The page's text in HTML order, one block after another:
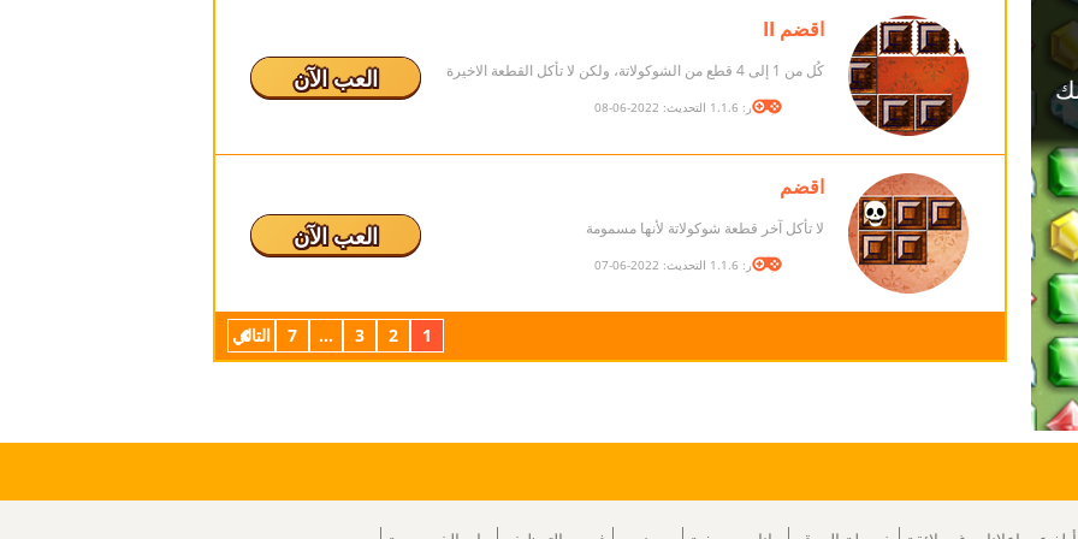
اقضم II
كُل من 1 إلى 4 قطع من الشوكولاتة، ولكن لا تأكل القطعة الاخيرة
الإصدار: 1.1.6 التحديث: 2022-06-08
العب الآن
اقضم
لا تأكل آخر قطعة شوكولاتة لأنها مسمومة
الإصدار: 1.1.6 التحديث: 2022-06-07
العب الآن
1
2
3
...
7 التالي